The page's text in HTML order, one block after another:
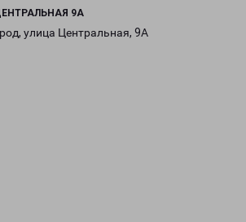
9А
улица Центральная, 9А